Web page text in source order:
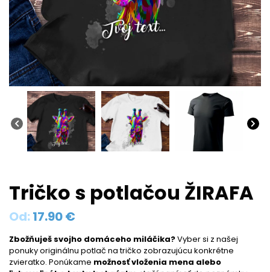
Tričko s potlačou ŽIRAFA
Od:17.90€
Zbožňuješ svojho domáceho miláčika?Vyber si z našej
ponuky originálnu potlač na tričko zobrazujúcu konkrétne
zvieratko. Ponúkame možnosť vloženia mena alebo